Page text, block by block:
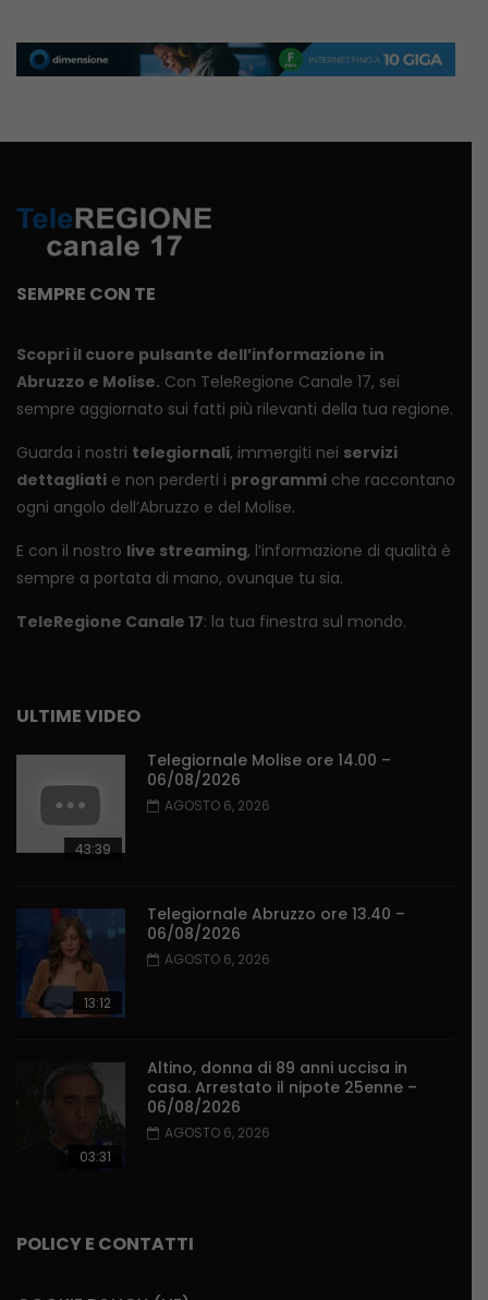
SEMPRE CON TE
Scopri il cuore pulsante dell’informazione in
Abruzzo e Molise. Con TeleRegione Canale 17, sei
sempre aggiornato sui fatti più rilevanti della tua regione.
Guarda i nostri telegiornali, immergiti nei servizi
dettagliati e non perderti i programmi che raccontano
ogni angolo dell’Abruzzo e del Molise.
E con il nostro live streaming, l’informazione di qualità è
sempre a portata di mano, ovunque tu sia.
TeleRegione Canale 17: la tua finestra sul mondo.
ULTIME VIDEO
43:39
Telegiornale Molise ore 14.00 –
06/08/2026
AGOSTO 6, 2026
13:12
Telegiornale Abruzzo ore 13.40 –
06/08/2026
AGOSTO 6, 2026
03:31
Altino, donna di 89 anni uccisa in
casa. Arrestato il nipote 25enne –
06/08/2026
AGOSTO 6, 2026
POLICY E CONTATTI